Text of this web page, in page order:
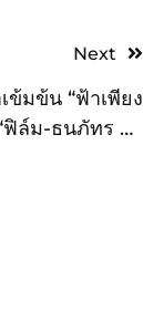
Next
ข้มข้น “ฟ้าเพียง
ล์ม-ธนภัทร กา